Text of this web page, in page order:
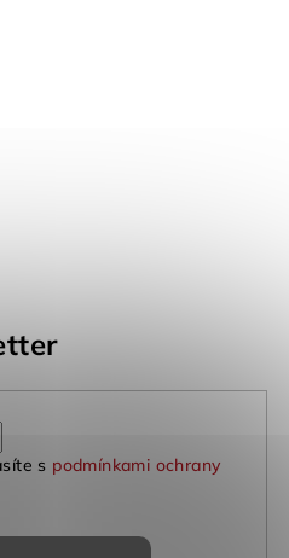
s podmínkami ochrany